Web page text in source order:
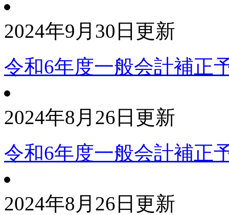
2024年9月30日更新
令和6年度一般会計補正
2024年8月26日更新
令和6年度一般会計補正
2024年8月26日更新